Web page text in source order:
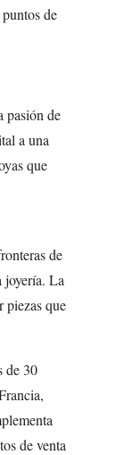
de
pasión de
a una
que
de
joyería. La
piezas que
de 30
de venta